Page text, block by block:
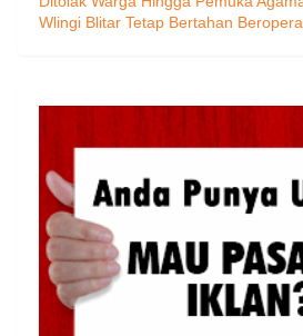
Wlingi Blitar Tetap Bertahan